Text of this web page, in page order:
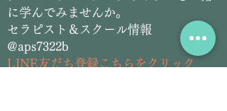
に学んでみませんか。
セラピスト＆スクール情報
@aps7322b
LINE友だち登録こちらをクリック